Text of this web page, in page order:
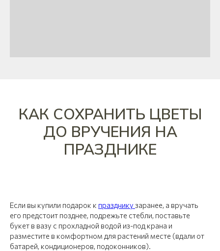
КАК СОХРАНИТЬ ЦВЕТЫ
ДО ВРУЧЕНИЯ НА
ПРАЗДНИКЕ
Если вы купили подарок к празднику заранее, а вручать
его предстоит позднее, подрежьте стебли, поставьте
букет в вазу с прохладной водой из-под крана и
разместите в комфортном для растений месте (вдали от
батарей, кондиционеров, подоконников).